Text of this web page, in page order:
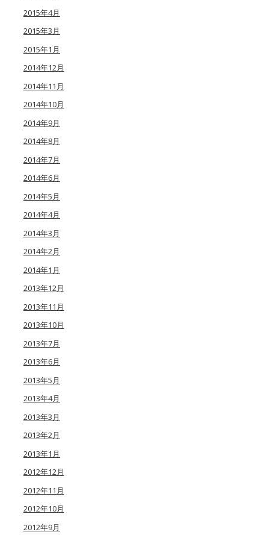
2015年4月
2015年3月
2015年1月
2014年12月
2014年11月
2014年10月
2014年9月
2014年8月
2014年7月
2014年6月
2014年5月
2014年4月
2014年3月
2014年2月
2014年1月
2013年12月
2013年11月
2013年10月
2013年7月
2013年6月
2013年5月
2013年4月
2013年3月
2013年2月
2013年1月
2012年12月
2012年11月
2012年10月
2012年9月